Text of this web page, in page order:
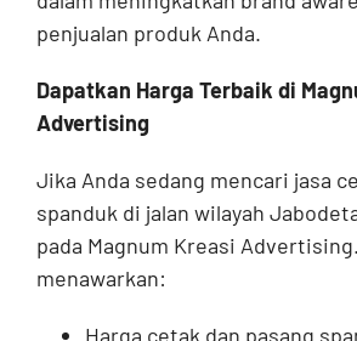
penjualan produk Anda.
Dapatkan Harga Terbaik di
Advertising
Jika Anda sedang mencari jasa
spanduk di jalan wilayah
pada Magnum Kreasi
menawarkan:
Harga cetak dan pasang